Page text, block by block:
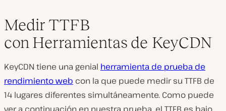
Medir TTFB
con Herramientas de KeyCDN
KeyCDN tiene una genial herramienta de prueba de
rendimiento web con la que puede medir su TTFB de
14 lugares diferentes simultáneamente. Como puede